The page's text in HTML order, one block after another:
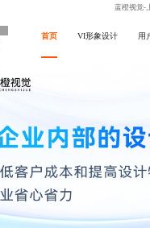
蓝橙视觉-
首页 VI形象设计 用